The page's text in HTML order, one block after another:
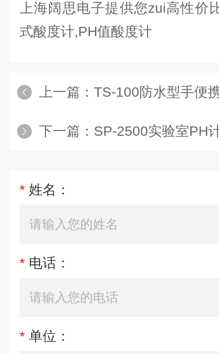
上海阔思电子提供您zui高性价
式酸度计,PH值酸度计
上一篇： TS-100防水型手便
下一篇： SP-2500实验室PH
* 姓名：
* 电话：
* 单位：